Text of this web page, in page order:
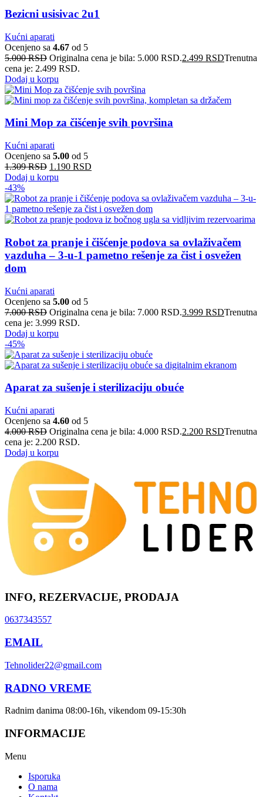
Bezicni usisivac 2u1
Kućni aparati
Ocenjeno sa 4.67 od 5
5.000RSD Originalna cena je bila: 5.000 RSD.2.499 RSDTrenutna
cena je: 2.499 RSD.
Dodaj u korpu
Mini Mop za čišćenje svih površina
Kućni aparati
Ocenjeno sa 5.00 od 5
1.309RSD 1.190 RSD
Dodaj u korpu
-43%
Robot za pranje i čišćenje podova sa ovlaživačem
vazduha – 3-u-1 pametno rešenje za čist i osvežen
dom
Kućni aparati
Ocenjeno sa 5.00 od 5
7.000RSD Originalna cena je bila: 7.000 RSD.3.999 RSDTrenutna
cena je: 3.999 RSD.
Dodaj u korpu
-45%
Aparat za sušenje i sterilizaciju obuće
Kućni aparati
Ocenjeno sa 4.60 od 5
4.000RSD Originalna cena je bila: 4.000 RSD.2.200 RSDTrenutna
cena je: 2.200 RSD.
Dodaj u korpu
INFO, REZERVACIJE, PRODAJA
0637343557
EMAIL
Tehnolider22@gmail.com
RADNO VREME
Radnim danima 08:00-16h, vikendom 09-15:30h
INFORMACIJE
Menu
Isporuka
O nama